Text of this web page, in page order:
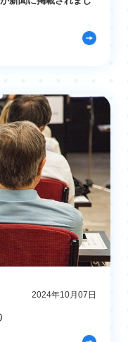
2024年10月07日